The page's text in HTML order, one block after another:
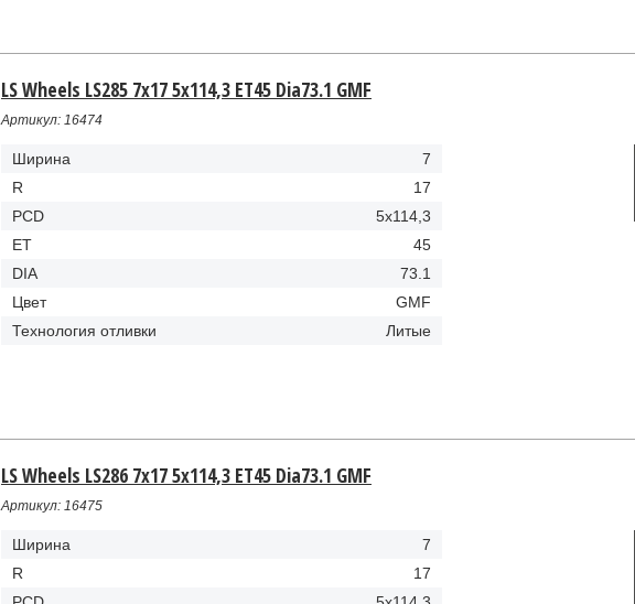
LS Wheels LS285 7x17 5x114,3 ET45 Dia73.1 GMF
Артикул: 16474
Ширина
7
R
17
PCD
5x114,3
ET
45
DIA
73.1
Цвет
GMF
Технология отливки
Литые
LS Wheels LS286 7x17 5x114,3 ET45 Dia73.1 GMF
Артикул: 16475
Ширина
7
R
17